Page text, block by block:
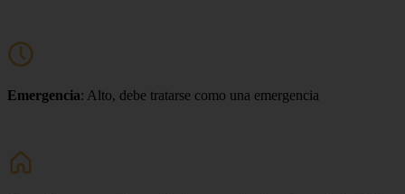
Emergencia: Alto, debe tratarse como una emergencia